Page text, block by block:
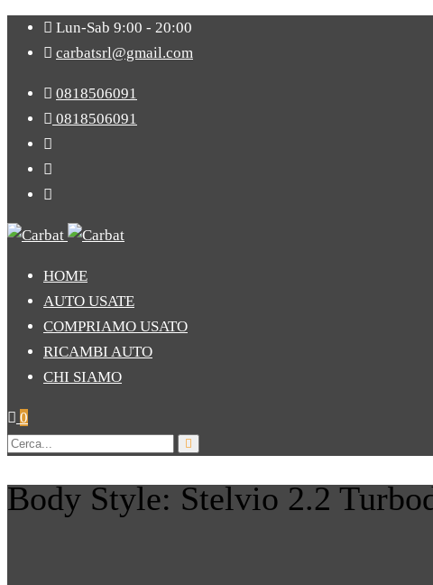
Lun-Sab 9:00 - 20:00
carbatsrl@gmail.com
0818506091
0818506091
HOME
AUTO USATE
COMPRIAMO USATO
RICAMBI AUTO
CHI SIAMO
0
Body Style: Stelvio 2.2